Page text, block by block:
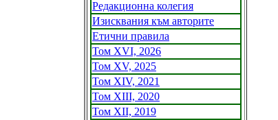
Редакционна колегия
Изисквания към авторите
Етични правила
Том XVI, 2026
Том XV, 2025
Том XIV, 2021
Том XIII, 2020
Том XII, 2019